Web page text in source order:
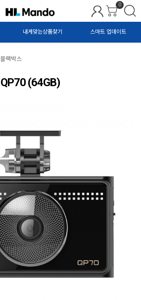
0
내게맞는상품찾기 스마트 업데이트
블랙박스
QP70 (64GB)